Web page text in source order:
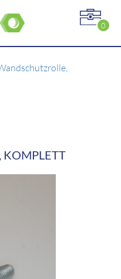
0
KOMPLETT